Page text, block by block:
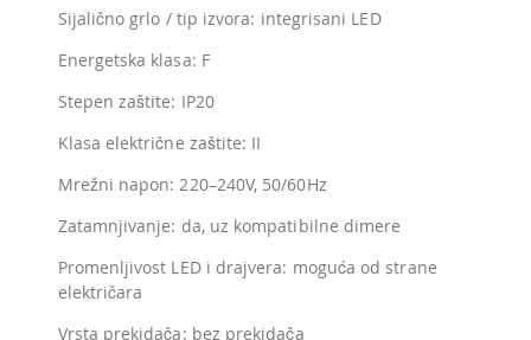
Sijalično grlo / tip izvora: integrisani LED
Energetska klasa: F
Stepen zaštite: IP20
Klasa električne zaštite: II
Mrežni napon: 220–240V, 50/60Hz
Zatamnjivanje: da, uz kompatibilne dimere
Promenljivost LED i drajvera: moguća od strane
električara
Vrsta prekidača: bez prekidača